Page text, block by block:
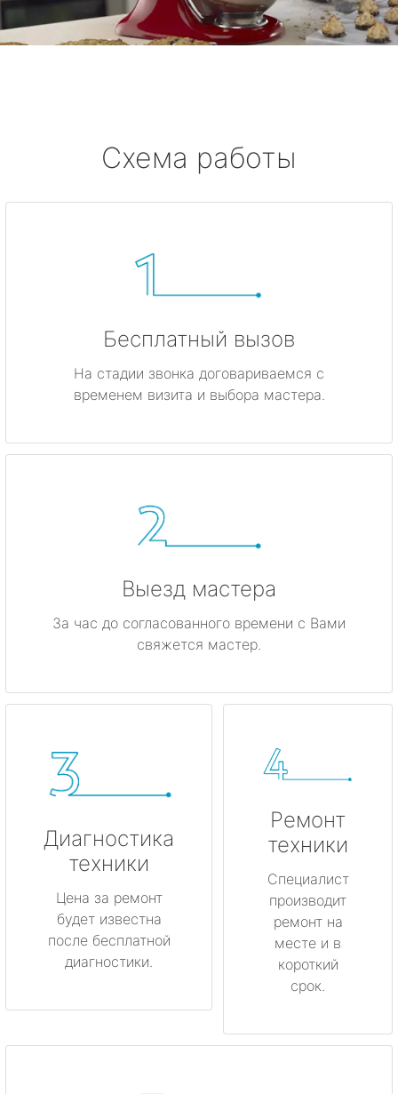
Схема работы
Бесплатный вызов
На стадии звонка договариваемся с
временем визита и выбора мастера.
Выезд мастера
За час до согласованного времени с Вами
свяжется мастер.
Диагностика
техники
Цена за ремонт
будет известна
после бесплатной
диагностики.
Ремонт
техники
Специалист
производит
ремонт на
месте и в
короткий
срок.